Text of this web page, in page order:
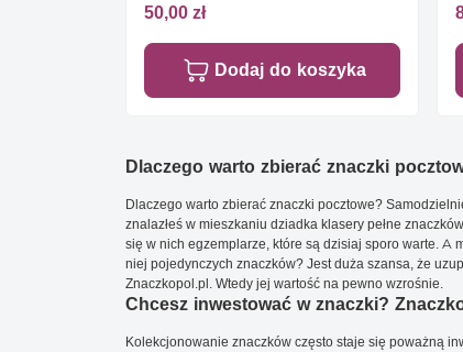
50,00 zł
Dodaj do koszyka
Dlaczego warto zbierać znaczki
Dlaczego warto zbierać znaczki pocztowe?
znalazłeś w mieszkaniu dziadka klasery pełne
się w nich egzemplarze, które są dzisiaj sporo warte. A
niej pojedynczych znaczków? Jest duża szansa, że
Znaczkopol.pl. Wtedy jej wartość na pewno wzrośnie.
Chcesz inwestować w znaczki?
Kolekcjonowanie znaczków często staje się poważną